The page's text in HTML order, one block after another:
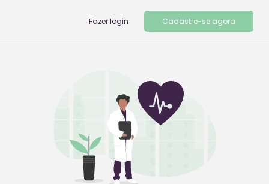
Fazer login Cadastre-se agora